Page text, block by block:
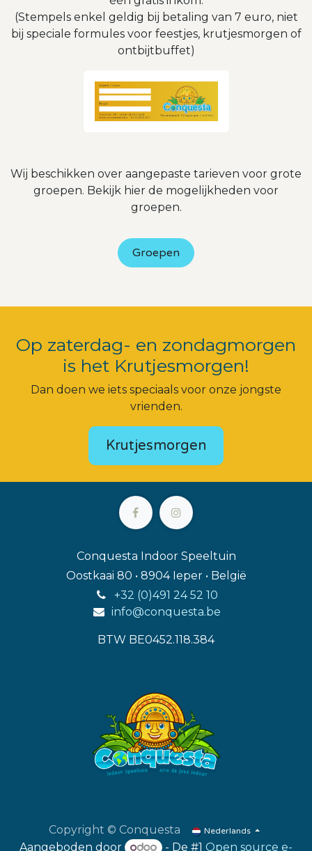
(Stempels enkel geldig bij betaling van 7 euro, niet
bij speciale formules voor feestjes, krutjesmorgen of
ontbijtbuffet)
Wij beschikken over aangepaste tarieven voor grote
groepen. Bekijk hier de mogelijkheden voor
groepen.
Groepen
Op zaterdag- en zondagmorgen
is het Krutjesmorgen!
Dan doen we iets speciaals voor onze jongste
vrienden.
Krutjesmorgen
Conquesta Indoor Speeltuin
Oostkaai 80 • 8904 Ieper • België
+32 (0)491 24 52 10
info@conquesta.be
BTW BE0452.118.384
Copyright © Conquesta Nederlands
Aangeboden door - De #1Open source e-